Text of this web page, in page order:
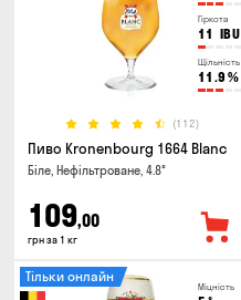
Гіркота
11 IBU
Щільність
11.9 %
(112)
Пиво Kronenbourg 1664 Blanc
Біле, Нефільтроване, 4.8°
109,00
грн за 1 кг
Міцність
Тільки онлайн